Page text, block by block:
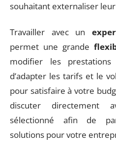
souhaitant externaliser
Travailler avec un
permet une grande
modifier les
d’adapter les tarifs et le
pour satisfaire à votre
discuter directement
sélectionné afin de
solutions pour votre